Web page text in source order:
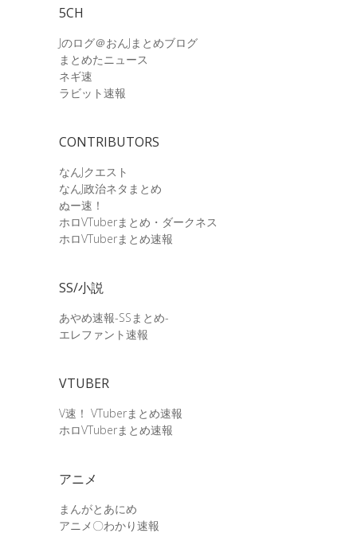
5CH
Jのログ＠おんJまとめブログ
まとめたニュース
ネギ速
ラビット速報
CONTRIBUTORS
なんJクエスト
なんJ政治ネタまとめ
ぬー速！
ホロVTuberまとめ・ダークネス
ホロVTuberまとめ速報
SS/小説
あやめ速報-SSまとめ-
エレファント速報
VTUBER
V速！ VTuberまとめ速報
ホロVTuberまとめ速報
アニメ
まんがとあにめ
アニメ〇わかり速報